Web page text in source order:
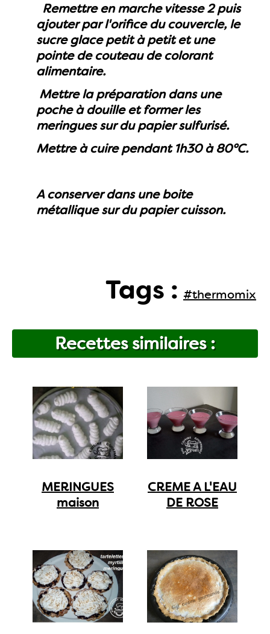
Remettre en marche vitesse 2 puis
ajouter par l'orifice du couvercle, le
sucre glace petit à petit et une
pointede couteau de colorant
alimentaire.
Mettre la préparation dans une
poche à douille et former les
meringues sur du papier sulfurisé.
Mettre à cuire pendant 1h30 à 80°C.
A conserver dans une boite
métallique sur du papier cuisson.
Tags : #thermomix
Recettes similaires :
MERINGUES
maison
CREME A L'EAU
DE ROSE